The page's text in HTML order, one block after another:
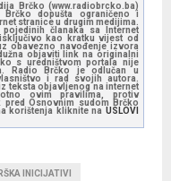
Brčko (www.radiobrcko.ba)
dopušta ograničeno i
stranice u drugim medijima.
članaka sa Internet
kao kratku vijest od
obavezno navođenje izvora
objaviti link na originalni
s uredništvom portala nije
Radio Brčko je odlučan u
i rad svojih autora.
teksta objavljenog na internet
ovim pravilima, protiv
Osnovnim sudom Brčko
korištenja kliknite na USLOVI
INICIJATIVI